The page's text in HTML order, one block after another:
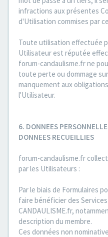
infractions aux présentes
d'Utilisation commises par
Toute utilisation effectuée
Utilisateur est réputée
forum-candaulisme.fr ne
toute perte ou dommage
manquement aux
l'Utilisateur.
6. DONNEES
DONNEES RECUEILLIES
forum-candaulisme.fr
par les Utilisateurs :
Par le biais de Formulaires
faire bénéficier des
CANDAULISME.fr,
description du membre.
Ces données non